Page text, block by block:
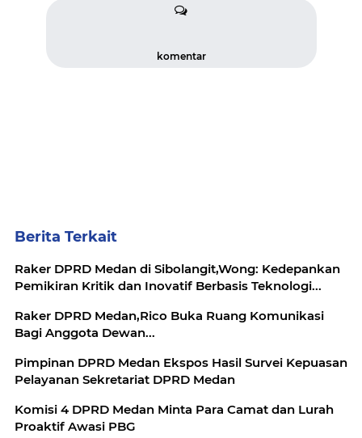
komentar
Berita Terkait
Raker DPRD Medan di Sibolangit,Wong: Kedepankan
Pemikiran Kritik dan Inovatif Berbasis Teknologi...
Raker DPRD Medan,Rico Buka Ruang Komunikasi
Bagi Anggota Dewan...
Pimpinan DPRD Medan Ekspos Hasil Survei Kepuasan
Pelayanan Sekretariat DPRD Medan
Komisi 4 DPRD Medan Minta Para Camat dan Lurah
Proaktif Awasi PBG